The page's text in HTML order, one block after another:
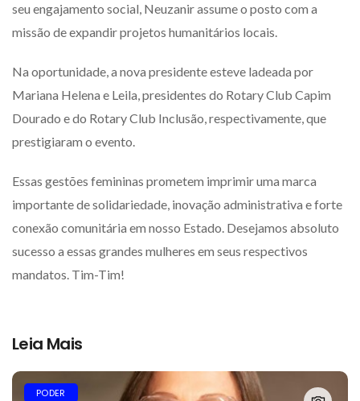
seu engajamento social, Neuzanir assume o posto com a
missão de expandir projetos humanitários locais.
Na oportunidade, a nova presidente esteve ladeada por
Mariana Helena e Leila, presidentes do Rotary Club Capim
Dourado e do Rotary Club Inclusão, respectivamente, que
prestigiaram o evento.
Essas gestões femininas prometem imprimir uma marca
importante de solidariedade, inovação administrativa e forte
conexão comunitária em nosso Estado. Desejamos absoluto
sucesso a essas grandes mulheres em seus respectivos
mandatos. Tim-Tim!
Leia Mais
PODER